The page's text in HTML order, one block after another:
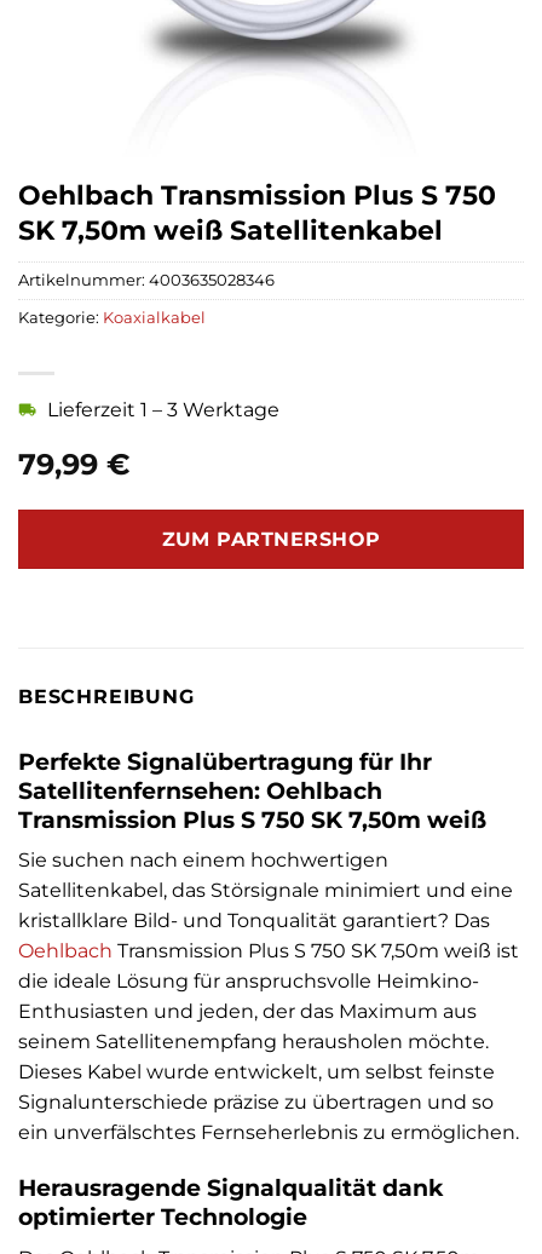
Oehlbach Transmission Plus S 750
SK 7,50m weiß Satellitenkabel
79,99 €
Lieferzeit 1 – 3 Werktage
ZUM PARTNERSHOP
Artikelnummer: 4003635028346
Kategorie: Koaxialkabel
BESCHREIBUNG
Perfekte Signalübertragung für Ihr
Satellitenfernsehen: Oehlbach
Transmission Plus S 750 SK 7,50m weiß
Sie suchen nach einem hochwertigen
Satellitenkabel, das Störsignale minimiert und eine
kristallklare Bild- und Tonqualität garantiert? Das
Oehlbach Transmission Plus S 750 SK 7,50m weiß ist
die ideale Lösung für anspruchsvolle Heimkino-
Enthusiasten und jeden, der das Maximum aus
seinem Satellitenempfang herausholen möchte.
Dieses Kabel wurde entwickelt, um selbst feinste
Signalunterschiede präzise zu übertragen und so
ein unverfälschtes Fernseherlebnis zu ermöglichen.
Herausragende Signalqualität dank
optimierter Technologie